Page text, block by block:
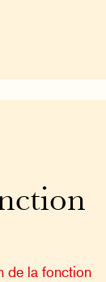
de la fonction